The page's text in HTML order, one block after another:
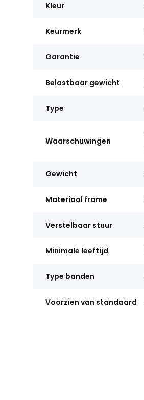
Kleur
Keurmerk
Garantie
Belastbaar gewicht
Type
Waarschuwingen
Gewicht
Materiaal frame
Verstelbaar stuur
Minimale leeftijd
Type banden
Voorzien van standaard